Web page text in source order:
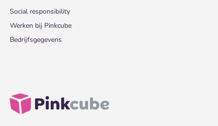
Social responsibility
Werken bij Pinkcube
Bedrijfsgegevens